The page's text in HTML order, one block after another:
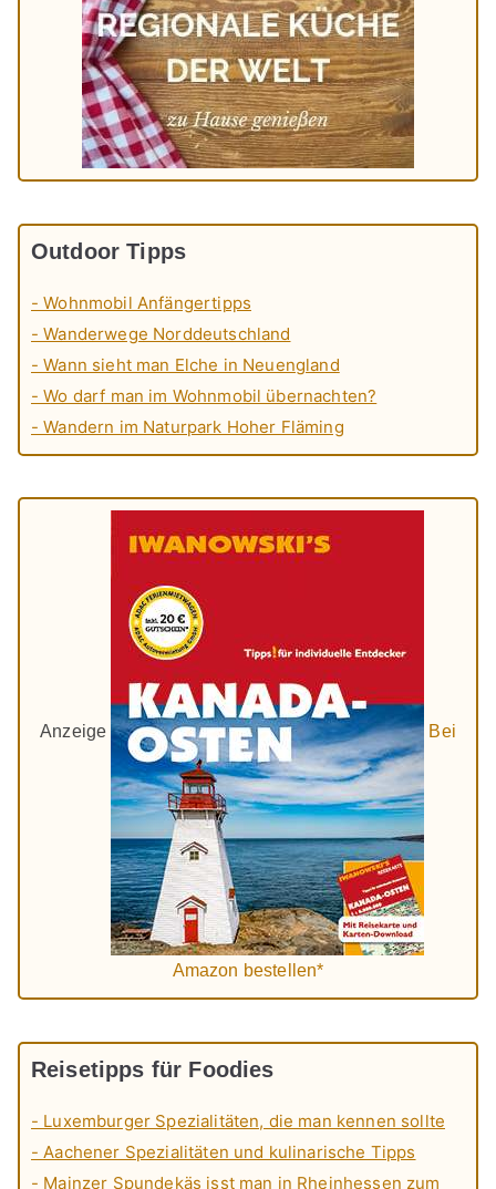
Outdoor Tipps
- Wohnmobil Anfängertipps
- Wanderwege Norddeutschland
- Wann sieht man Elche in Neuengland
- Wo darf man im Wohnmobil übernachten?
- Wandern im Naturpark Hoher Fläming
Anzeige Bei
Amazon bestellen*
Reisetipps für Foodies
- Luxemburger Spezialitäten, die man kennen sollte
- Aachener Spezialitäten und kulinarische Tipps
- Mainzer Spundekäs isst man in Rheinhessen zum